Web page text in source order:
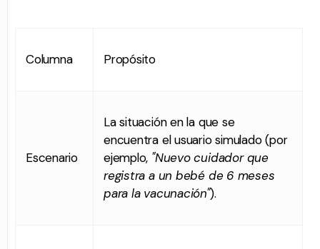
Columna Propósito
Escenario
La situación en la que se
encuentra el usuario simulado (por
ejemplo, "Nuevo cuidador que
registra a un bebé de 6 meses
para la vacunación").